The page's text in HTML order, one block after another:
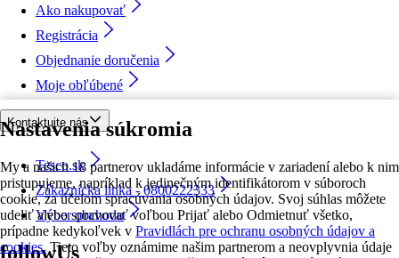
Nastavenia súkromia
My a našich 18 partnerov ukladáme informácie v zariadení alebo k nim
pristupujeme, napríklad k jedinečným identifikátorom v súboroch
cookie, za účelom spracúvania osobných údajov. Svoj súhlas môžete
udeliť alebo spravovať voľbou Prijať alebo Odmietnuť všetko,
prípadne kedykoľvek v Pravidlách pre ochranu osobných údajov a
cookies. Tieto voľby oznámime našim partnerom a neovplyvnia údaje
Ako nakupovať
Registrácia
Objednanie doručenia
Moje obľúbené
Kontaktujte nás
Tesco.sk
Zákaznícka linka - 0800222333
Výber obchodu
followUs